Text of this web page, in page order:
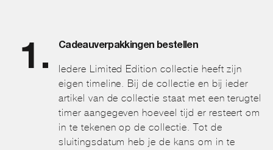
Cadeauverpakkingen bestellen
Iedere Limited Edition collectie heeft zijn
eigen timeline. Bij de collectie en bij ieder
artikel van de collectie staat met een terugtel
timer aangegeven hoeveel tijd er resteert om
in te tekenen op de collectie. Tot de
sluitingsdatum heb je de kans om in te